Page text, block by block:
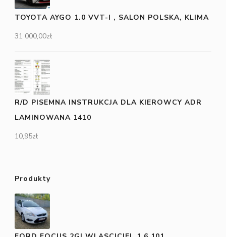
TOYOTA AYGO 1.0 VVT-I , SALON POLSKA, KLIMA
31 000,00zł
R/D PISEMNA INSTRUKCJA DLA KIEROWCY ADR
LAMINOWANA 1410
10,95zł
Produkty